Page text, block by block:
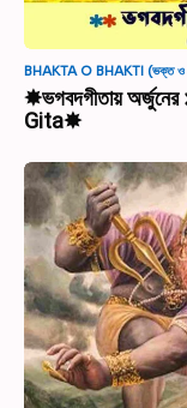
BHAKTA O BHAKTI (ভক্ত ও
✸ভগবদগীতায়
Gita✸